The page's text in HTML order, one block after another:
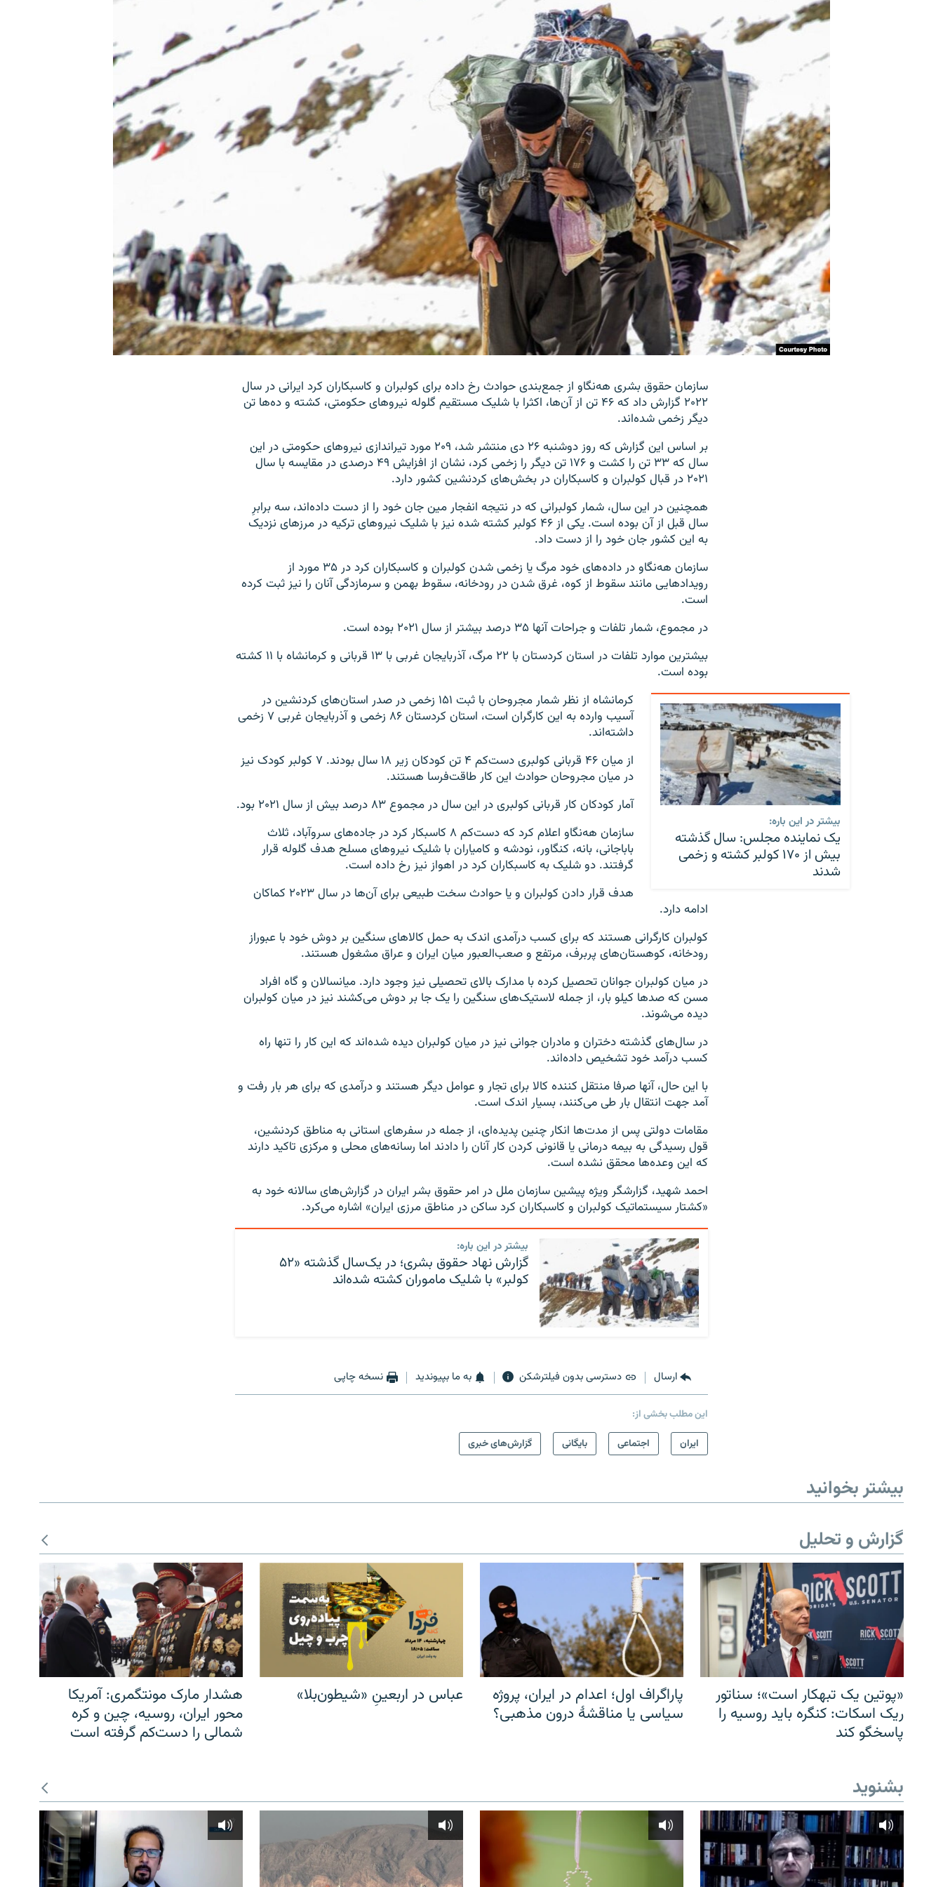
سازمان حقوق بشری هه‌نگاو از جمع‌بندی حوادث رخ داده برای کولبران و کاسبکاران کرد ایرانی در سال
۲۰۲۲ گزارش داد که ۴۶ تن از آن‌ها، اکثرا با شلیک مستقیم گلوله نیروهای حکومتی، کشته و ده‌ها تن
دیگر زخمی شده‌اند.
بر اساس این گزارش که روز دوشنبه ۲۶ دی منتشر شد، ۲۰۹ مورد تیراندازی نیروهای حکومتی در این
سال که ۳۳ تن را کشت و ۱۷۶ تن دیگر را زخمی کرد، نشان از افزایش ۴۹ درصدی در مقایسه با سال
۲۰۲۱ در قبال کولبران و کاسبکاران در بخش‌های کردنشین کشور دارد.
همچنین در این سال، شمار کولبرانی که در نتیجه انفجار مین جان خود را از دست داده‌اند، سه برابرِ
سال قبل از آن بوده است. یکی از ۴۶ کولبر کشته شده نیز با شلیک نیروهای ترکیه در مرزهای نزدیک
به این کشور جان خود را از دست داد.
سازمان هه‌نگاو در داده‌های خود مرگ یا زخمی شدن کولبران و کاسبکاران کرد در ۳۵ مورد از
رویدادهایی مانند سقوط از کوه، غرق شدن در رودخانه، سقوط بهمن و سرمازدگی آنان را نیز ثبت کرده
است.
در مجموع، شمار تلفات و جراحات آنها ۳۵ درصد بیشتر از سال ۲۰۲۱ بوده است.
بیشترین موارد تلفات در استان کردستان با ۲۲ مرگ، آذربایجان غربی با ۱۳ قربانی و کرمانشاه با ۱۱ کشته
بوده است.
بیشتر در این باره:
یک نماینده مجلس: سال گذشته
بیش از ۱۷۰ کولبر کشته و زخمی
شدند
کرمانشاه از نظر شمار مجروحان با ثبت ۱۵۱ زخمی در صدر استان‌های کردنشین در
آسیب وارده به این کارگران است، استان کردستان ۸۶ زخمی و آذربایجان غربی ۷ زخمی
داشته‌اند.
از میان ۴۶ قربانی کولبری دست‌کم ۴ تن کودکان زیر ۱۸ سال بودند. ۷ کولبر کودک نیز
در میان مجروحان حوادث این کار طاقت‌فرسا هستند.
آمار کودکان کار قربانی کولبری در این سال در مجموع ۸۳ درصد بیش از سال ۲۰۲۱ بود.
سازمان هه‌نگاو اعلام کرد که دست‌کم ۸ کاسبکار کرد در جاده‌های سروآباد، ثلاث
باباجانی، بانه، کنگاور، نودشه و کامیاران با شلیک نیروهای مسلح هدف گلوله قرار
گرفتند. دو شلیک به کاسبکاران کرد در اهواز نیز رخ داده است.
هدف قرار دادن کولبران و یا حوادث سخت طبیعی برای آن‌ها در سال ۲۰۲۳ کماکان
ادامه دارد.
کولبران کارگرانی هستند که برای کسب درآمدی اندک به حمل کالاهای سنگین بر دوش خود با عبوراز
رودخانه، کوهستان‌های پربرف، مرتفع و صعب‌العبور میان ایران و عراق مشغول هستند.
در میان کولبران جوانان تحصیل کرده با مدارک بالای تحصیلی نیز وجود دارد. میانسالان و گاه افراد
مسن که صدها کیلو بار، از جمله لاستیک‌های سنگین را یک جا بر دوش می‌کشند نیز در میان کولبران
دیده می‌شوند.
در سال‌های گذشته دختران و مادران جوانی نیز در میان کولبران دیده شده‌اند که این کار را تنها راه
کسب درآمد خود تشخیص داده‌اند.
با این حال، آنها صرفا منتقل کننده کالا برای تجار و عوامل دیگر هستند و درآمدی که برای هر بار رفت و
آمد جهت انتقال بار طی می‌کنند، بسیار اندک است.
مقامات دولتی پس از مدت‌ها انکار چنین پدیده‌ای، از جمله در سفرهای استانی به مناطق کردنشین،
قول رسیدگی به بیمه درمانی یا قانونی کردن کار آنان را دادند اما رسانه‌های محلی و مرکزی تاکید دارند
که این وعده‌ها محقق نشده است.
احمد شهید، گزارشگر ویژه پیشین سازمان ملل در امر حقوق بشر ایران در گزارش‌های سالانه خود به
«کشتار سیستماتیک کولبران و کاسبکاران کرد ساکن در مناطق مرزی ایران» اشاره می‌کرد.
بیشتر در این باره:
گزارش نهاد حقوق بشری؛ در یک‌سال گذشته «۵۲
کولبر» با شلیک ماموران کشته‌ شده‌اند
ارسال دسترسی بدون فیلترشکن به ما بپیوندید نسخه چاپی
این مطلب بخشی از:
ايران
اجتماعی بایگانی گزارش‌های خبری
بیشتر بخوانید
گزارش و تحلیل
«پوتین یک تبهکار است»؛ سناتور
ریک اسکات: کنگره باید روسیه را
پاسخگو کند
پاراگراف اول؛ اعدام در ایران، پروژه
سیاسی یا مناقشهٔ درون مذهبی؟
عباس در اربعینِ «شیطون‌بلا»
هشدار مارک مونتگمری: آمریکا
محور ایران، روسیه، چین و کره
شمالی را دست‌کم گرفته است
بشنوید